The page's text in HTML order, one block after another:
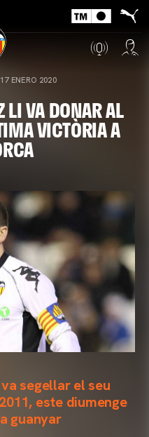
17 ENERO 2020
LI VA DONAR AL
VICTÒRIA A
segellar el seu
este diumenge
guanyar